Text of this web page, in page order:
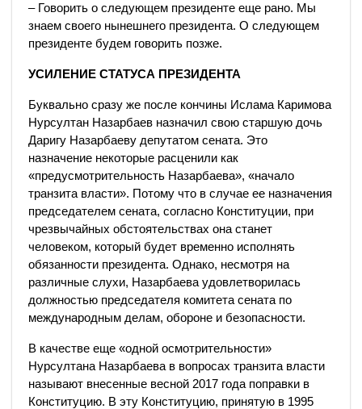
– Говорить о следующем президенте еще рано. Мы
знаем своего нынешнего президента. О следующем
президенте будем говорить позже.
УСИЛЕНИЕ СТАТУСА ПРЕЗИДЕНТА
Буквально сразу же после кончины Ислама Каримова
Нурсултан Назарбаев назначил свою старшую дочь
Даригу Назарбаеву депутатом сената. Это
назначение некоторые расценили как
«предусмотрительность Назарбаева», «начало
транзита власти». Потому что в случае ее назначения
председателем сената, согласно Конституции, при
чрезвычайных обстоятельствах она станет
человеком, который будет временно исполнять
обязанности президента. Однако, несмотря на
различные слухи, Назарбаева удовлетворилась
должностью председателя комитета сената по
международным делам, обороне и безопасности.​
В качестве еще «одной осмотрительности»
Нурсултана Назарбаева в вопросах транзита власти
называют внесенные весной 2017 года поправки в
Конституцию. В эту Конституцию, принятую в 1995